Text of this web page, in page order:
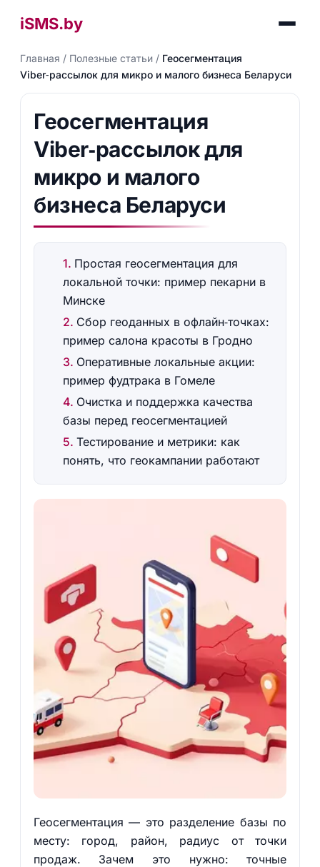
iSMS.by
Главная / Полезные статьи/ Геосегментация
Viber‑рассылок для микро и малого бизнеса Беларуси
Геосегментация
Viber‑рассылок для
микро и малого
бизнеса Беларуси
Простая геосегментация для
локальной точки: пример пекарни в
Минске
Сбор геоданных в офлайн‑точках:
пример салона красоты в Гродно
Оперативные локальные акции:
пример фудтрака в Гомеле
Очистка и поддержка качества
базы перед геосегментацией
Тестирование и метрики: как
понять, что геокампании работают
Геосегментация — это разделение базы по
месту: город, район, радиус от точки
продаж. Зачем это нужно: точные